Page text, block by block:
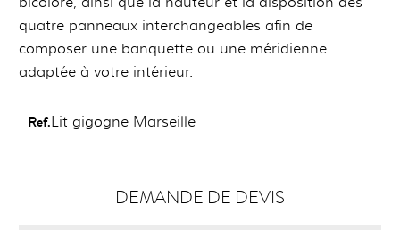
quatre panneaux interchangeables afin de
composer une banquette ou une méridienne
adaptée à votre intérieur.
Ref.Lit gigogne Marseille
DEMANDE DE DEVIS